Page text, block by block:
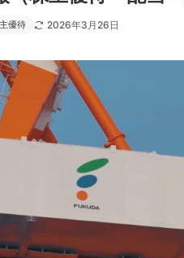
優待 2026年3月26日